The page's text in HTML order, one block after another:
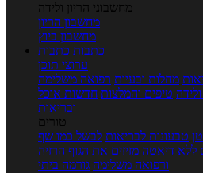
מחשבוני הריון ולידה
מחשבון הריון
מחשבון ביוץ
כתבות כתבות
ערוצי תוכן
מחלות ובעיות רפואה משלימה
טיפים והמלצות חדשות אוכל
ובריאות
טורים
טבעונות לבריאות לבשל כמו שף
ללא דיאטה מזיזים את הגוף הרזיה
ורפואה משלימה גורמה ביתי